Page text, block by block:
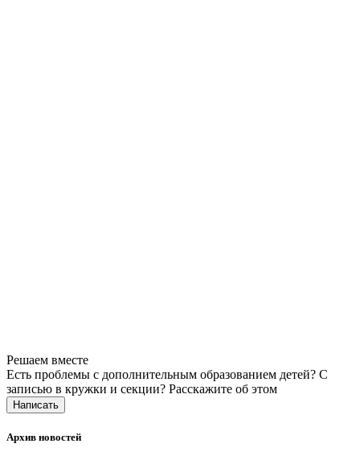
Решаем вместе
Есть проблемы с дополнительным образованием детей? С
записью в кружки и секции? Расскажите об этом
Написать
Архив новостей